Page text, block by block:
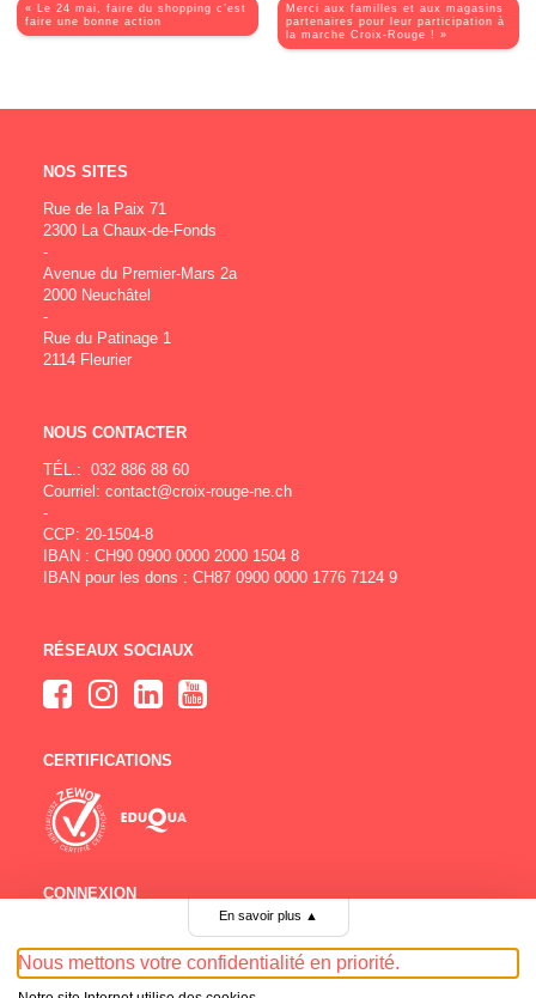
Merci aux familles et aux magasins
partenaires pour leur participation à
la marche Croix-Rouge ! »
« Le 24 mai, faire du shopping c’est
faire une bonne action
NOS SITES
Rue de la Paix 71
2300 La Chaux-de-Fonds
-
Avenue du Premier-Mars 2a
2000 Neuchâtel
-
Rue du Patinage 1
2114 Fleurier
NOUS CONTACTER
TÉL.: 032 886 88 60
Courriel: contact@croix-rouge-ne.ch
-
CCP: 20-1504-8
IBAN : CH90 0900 0000 2000 1504 8
IBAN pour les dons : CH87 0900 0000 1776 7124 9
RÉSEAUX SOCIAUX
CERTIFICATIONS
CONNEXION
Emploi
En savoir plus ▲
Nous mettons votre confidentialité en priorité.